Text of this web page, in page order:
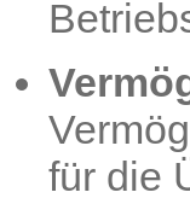
für die